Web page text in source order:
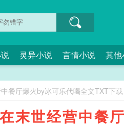
灵异小说 言情小说 其
餐厅爆火by冰可乐代喝全文TXT下载
末世经营中餐